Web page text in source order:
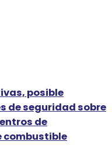
posible
de seguridad sobre
de
combustible